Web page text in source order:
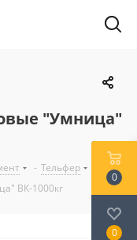
"Умница"
- Тельфер
Весы
ВК-1000кг
0
0